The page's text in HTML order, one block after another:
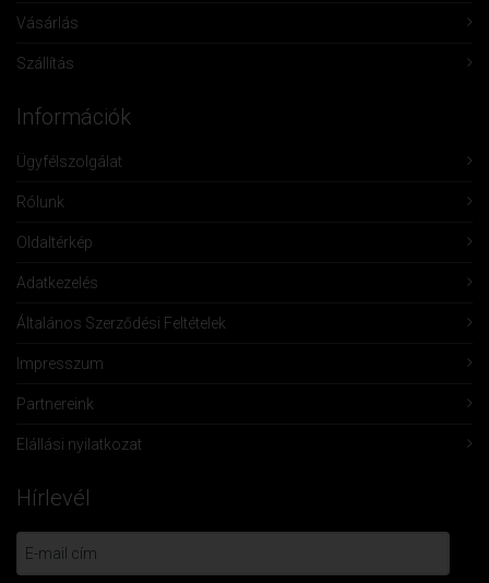
Vásárlás
Szállítás
Információk
Ügyfélszolgálat
Rólunk
Oldaltérkép
Adatkezelés
Általános Szerződési Feltételek
Impresszum
Partnereink
Elállási nyilatkozat
Hírlevél